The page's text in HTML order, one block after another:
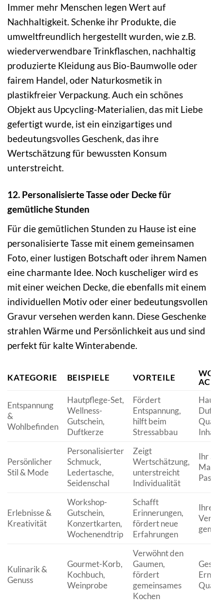
Immer mehr Menschen legen Wert auf
Nachhaltigkeit. Schenke ihr Produkte, die
umweltfreundlich hergestellt wurden, wie z.B.
wiederverwendbare Trinkflaschen, nachhaltig
produzierte Kleidung aus Bio-Baumwolle oder
fairem Handel, oder Naturkosmetik in
plastikfreier Verpackung. Auch ein schönes
Objekt aus Upcycling-Materialien, das mit Liebe
gefertigt wurde, ist ein einzigartiges und
bedeutungsvolles Geschenk, das ihre
Wertschätzung für bewussten Konsum
unterstreicht.
12. Personalisierte Tasse oder Decke für
gemütliche Stunden
Für die gemütlichen Stunden zu Hause ist eine
personalisierte Tasse mit einem gemeinsamen
Foto, einer lustigen Botschaft oder ihrem Namen
eine charmante Idee. Noch kuscheliger wird es
mit einer weichen Decke, die ebenfalls mit einem
individuellen Motiv oder einer bedeutungsvollen
Gravur versehen werden kann. Diese Geschenke
strahlen Wärme und Persönlichkeit aus und sind
perfekt für kalte Winterabende.
KATEGORIE BEISPIELE VORTEILE
Entspannung
&
Wohlbefinden
Hautpflege-Set,
Wellness-
Gutschein,
Duftkerze
Fördert
Entspannung,
hilft beim
Stressabbau
Persönlicher
Stil & Mode
Personalisierter
Schmuck,
Ledertasche,
Seidenschal
Zeigt
Wertschätzung,
unterstreicht
Individualität
Ihr
Erlebnisse &
Kreativität
Workshop-
Gutschein,
Konzertkarten,
Wochenendtrip
Schafft
Erinnerungen,
fördert neue
Erfahrungen
Ihre
Kulinarik &
Genuss
Gourmet-Korb,
Kochbuch,
Weinprobe
Verwöhnt den
Gaumen,
fördert
gemeinsames
Kochen